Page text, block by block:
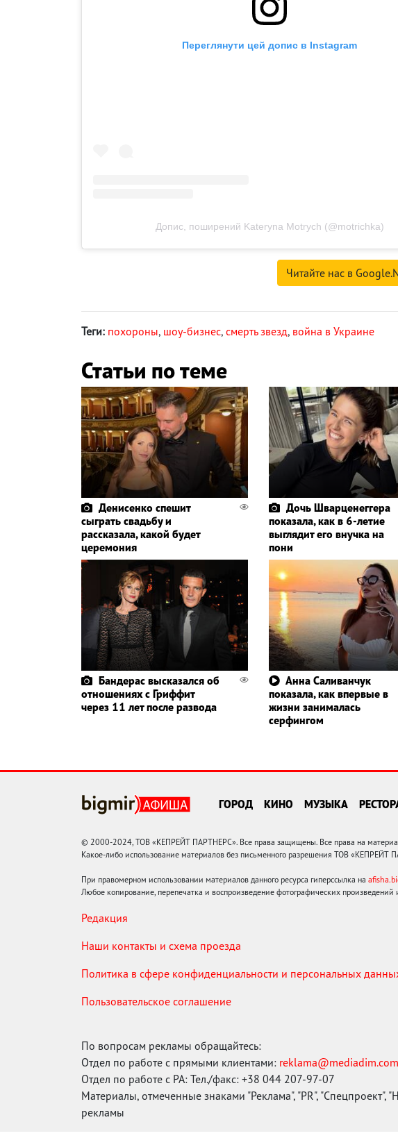
Переглянути цей допис в Instagram
Допис, поширений Kateryna Motrych (@motrichka)
Читайте нас в
Теги: похороны, шоу-бизнес, смерть звезд, война в Украине
Статьи по теме
Денисенко спешит
сыграть свадьбу и
рассказала, какой будет
церемония
Дочь Шварценеггера
показала, как в 6-летие
выглядит его внучка на
пони
Бандерас высказался об
отношениях с Гриффит
через 11 лет после развода
Анна Саливанчук
показала, как впервые в
жизни занималась
серфингом
ГОРОД КИНО МУЗЫКА
© 2000-2024, ТОВ «КЕПРЕЙТ ПАРТНЕРС». Все права защищены. Все права на
Какое-либо использование материалов без письменного разрешения ТОВ «КЕПРЕЙТ
При правомерном использовании материалов данного ресурса гиперссылка на
Любое копирование, перепечатка и воспроизведение фотографических
Редакция
Наши контакты и схема проезда
Политика в сфере конфиденциальности и персональных
Пользовательское соглашение
По вопросам рекламы обращайтесь:
Отдел по работе с прямыми клиентами:
Отдел по работе с РА: Тел./факс: +38 044 207-97-07
Материалы, отмеченные знаками "Реклама", "PR", "Спецпроект",
рекламы